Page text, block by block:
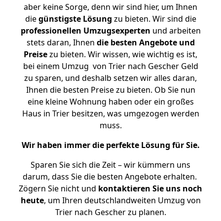
aber keine Sorge, denn wir sind hier, um Ihnen
diegünstigste Lösung zu bieten. Wir sind die
professionellen Umzugsexperten und arbeiten
stets daran, Ihnen die besten Angebote und
Preisezu bieten. Wir wissen, wie wichtig es ist,
bei einem Umzug von Trier nach Gescher Geld
zu sparen, und deshalb setzen wir alles daran,
Ihnen die besten Preise zu bieten. Ob Sie nun
eine kleine Wohnung haben oder ein großes
Haus in Trier besitzen, was umgezogen werden
muss.
Wir haben immer die perfekte Lösung für Sie.
Sparen Sie sich die Zeit – wir kümmern uns
darum, dass Sie die besten Angebote erhalten.
Zögern Sie nicht und kontaktieren Sie uns noch
heute, um Ihren deutschlandweiten Umzug von
Trier nach Gescher zu planen.